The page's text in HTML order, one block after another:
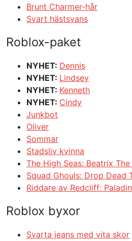
Brunt Charmer-hår
Svart hästsvans
Roblox-paket
NYHET: Dennis
NYHET: Lindsey
NYHET: Kenneth
NYHET: Cindy
Junkbot
Oliver
Sommar
Stadsliv kvinna
The High Seas: Beatrix
Squad Ghouls: Drop Dead
Riddare av Redcliff: Paladin
Roblox byxor
Svarta jeans med vita skor